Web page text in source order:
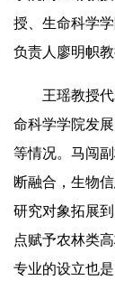
授、生命科学
负责人廖明帜
王瑶教授
命科学学院发
等情况。马闯
断融合，生物
研究对象拓展
点赋予农林类
专业的设立也